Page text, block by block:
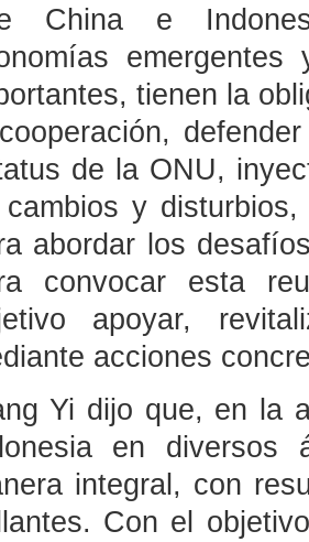
China e
tienen la
de la ONU,
cambios y
abordar los
convocar esta
apoyar,
acciones
Yi dijo que, en la
en diversos
integral, con
Con el